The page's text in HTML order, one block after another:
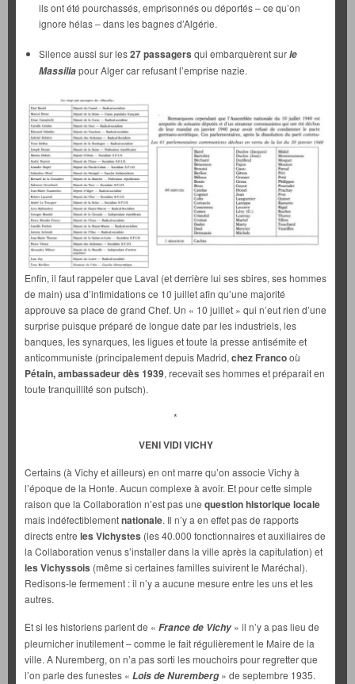
ils ont été pourchassés, emprisonnés ou déportés – ce qu’on
ignore hélas – dans les bagnes d’Algérie.
Silence aussi sur les27 passagers qui embarquèrent surle
Massiliapour Alger car refusant l’emprise nazie.
Enfin, il faut rappeler que Laval (et derrière lui ses sbires, ses hommes
de main) usa d’intimidations ce 10 juillet afin qu’une majorité
approuve sa place de grand Chef. Un « 10 juillet » qui n’eut rien d’une
surprise puisque préparé de longue date par les industriels, les
banques, les synarques, les ligues et toute la presse antisémite et
anticommuniste (principalement depuis Madrid, chez Francooù
Pétain, ambassadeur dès 1939, recevait ses hommes et préparait en
toute tranquillité son putsch).
*
VENI VIDI VICHY
Certains (à Vichy et ailleurs) en ont marre qu’on associe Vichy à
l’époque de la Honte. Aucun complexe à avoir. Et pour cette simple
raison que la Collaboration n’est pas une question historique locale
mais indéfectiblementnationale. Il n’y a en effet pas de rapports
directs entre les Vichystes (les 40.000 fonctionnaires et auxiliaires de
la Collaboration venus s’installer dans la ville après la capitulation) et
les Vichyssois (même si certaines familles suivirent le Maréchal).
Redisons-le fermement : il n’y a aucune mesure entre les uns et les
autres.
Et si les historiens parlent de « France de Vichy » il n’y a pas lieu de
pleurnicher inutilement – comme le fait régulièrement le Maire de la
ville. A Nuremberg, on n’a pas sorti les mouchoirs pour regretter que
l’on parle des funestes « Lois de Nuremberg» de septembre 1935.